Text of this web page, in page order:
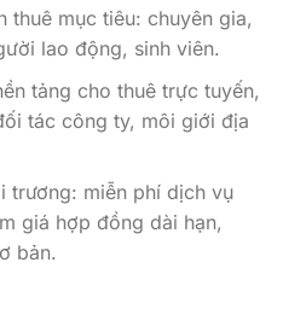
thuê mục tiêu: chuyên gia,
lao động, sinh viên.
tảng cho thuê trực tuyến,
tác công ty, môi giới địa
trương: miễn phí dịch vụ
giá hợp đồng dài hạn,
bản.